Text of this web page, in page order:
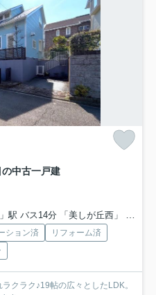
中古一戸建
ス14分 「美しが丘西」 停歩3分
ション済
リフォーム済
クラク♪19帖の広々としたLDK。